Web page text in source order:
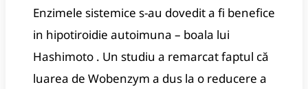
Enzimele sistemice s-au dovedit a fi benefice
in hipotiroidie autoimuna – boala lui
Hashimoto . Un studiu a remarcat faptul că
luarea de Wobenzym a dus la o reducere a